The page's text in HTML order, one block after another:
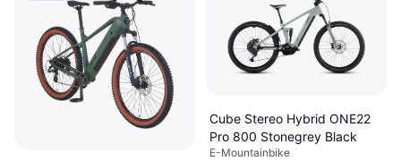
Cube Stereo Hybrid ONE22
Pro 800 Stonegrey Black
E-Mountainbike